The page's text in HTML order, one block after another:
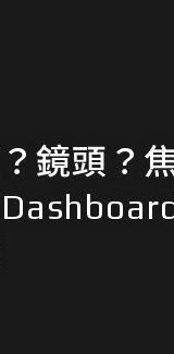
鏡頭？